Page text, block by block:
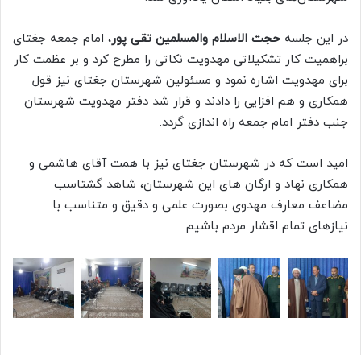
در این جلسه حجت الاسلام والمسلمین تقی پور، امام جمعه جغتای
براهمیت کار تشکیلاتی مهدویت نکاتی را مطرح کرد و بر عظمت کار
برای مهدویت اشاره نمود و مسئولین شهرستان جغتای نیز قول
همکاری و هم افزایی را دادند و قرار شد دفتر مهدویت شهرستان
جنب دفتر امام جمعه راه اندازی گردد.
امید است که در شهرستان جغتای نیز با همت آقای هاشمی و
همکاری نهاد و ارگان های این شهرستان‌، شاهد گشتاسب
مضاعف معارف مهدوی بصورت علمی و دقیق و متناسب با
نیازهای تمام اقشار مردم باشیم.